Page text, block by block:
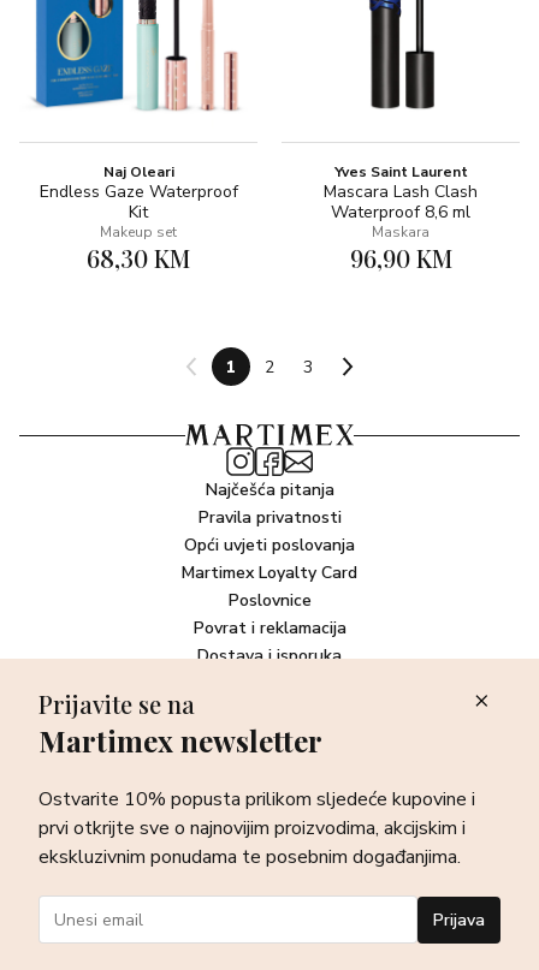
Naj Oleari
Endless Gaze Waterproof
Kit
Makeup set
68,30 KM
Yves Saint Laurent
Mascara Lash Clash
Waterproof 8,6 ml
Maskara
96,90 KM
1 2 3
Najčešća pitanja
Pravila privatnosti
Opći uvjeti poslovanja
Martimex Loyalty Card
Poslovnice
Povrat i reklamacija
Dostava i isporuka
Newsletter
sve o najnovijim proizvodima, akcijskim i ekskluzivnim
ponudama te posebnim događanjima.
Prijava
Prijavite se na
Martimex newsletter
Ostvarite 10% popusta prilikom sljedeće kupovine i
prvi otkrijte sve o najnovijim proizvodima, akcijskim i
ekskluzivnim ponudama te posebnim događanjima.
Prijava